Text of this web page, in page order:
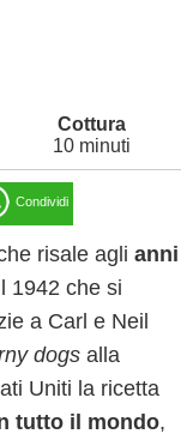
10 minuti
Condividi
risale agli anni
1942 che si
a Carl e Neil
dogs alla
Uniti la ricetta
tutto il mondo,